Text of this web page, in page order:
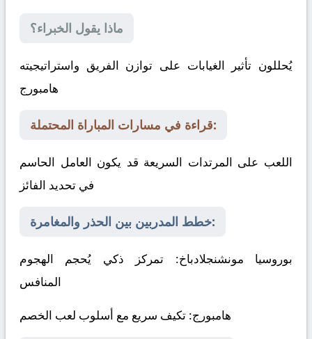
ماذا يقول الخبراء؟
يُحللون تأثير الغيابات على توازن الفريق واستراتيجيته
هامبورج
قراءة في مسارات المباراة المحتملة:
اللعب على المرتدات السريعة قد يكون العامل الحاسم
في تحديد الفائز
خطط المدربين بين الحذر والمغامرة:
بوروسيا مونشنجلادباخ: تمركز ذكي يُحجم الهجوم
المنافس
هامبورج: تكيف سريع مع أسلوب لعب الخصم